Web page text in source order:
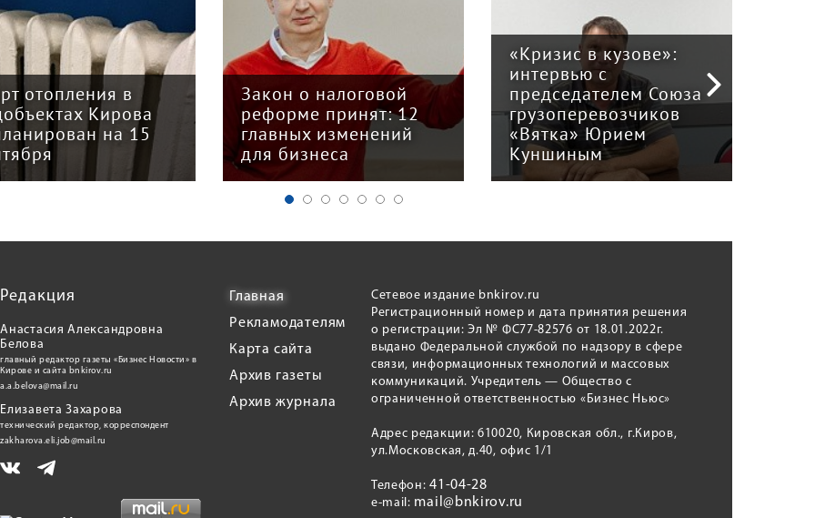
отопления в
Кирова
на 15
Закон о налоговой
реформе принят: 12
главных изменений
для бизнеса
«Кризис в кузове»:
интервью с
председателем Союза
грузоперевозчиков
«Вятка» Юрием
Куншиным
Редакция
Анастасия Александровна
Белова
главный редактор газеты «Бизнес Новости» в
Кирове и сайта bnkirov.ru
a.a.belova@mail.ru
Елизавета Захарова
технический редактор, корреспондент
zakharova.eli.job@mail.ru
Главная
Рекламодателям
Карта сайта
Архив газеты
Архив журнала
Сетевое издание bnkirov.ru
Регистрационный номер и дата принятия решения
о регистрации: Эл № ФС77-82576 от 18.01.2022г.
выдано Федеральной службой по надзору в сфере
связи, информационных технологий и массовых
коммуникаций. Учредитель — Общество с
ограниченной ответственностью «Бизнес Ньюс»
Адрес редакции: 610020, Кировская обл., г.Киров,
ул.Московская, д.40, офис 1/1
Телефон:41-04-28
e-mail: mail@bnkirov.ru